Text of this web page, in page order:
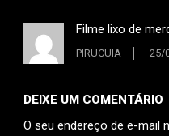
Filme lixo de
PIRUCUIA 25/
DEIXE UM COMENTÁRIO
O seu endereço de e-mail